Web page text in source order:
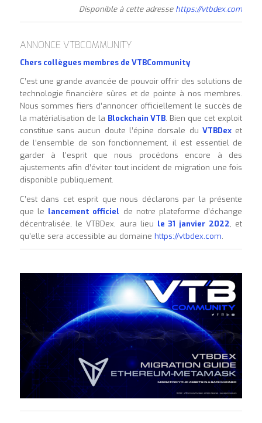
Disponible à cette adresse https://vtbdex.com
ANNONCE VTBCOMMUNITY
Chers collègues membres de VTBCommunity
C’est une grande avancée de pouvoir offrir des solutions de
technologie financière sûres et de pointe à nos membres.
Nous sommes fiers d’annoncer officiellement le succès de
la matérialisation de la Blockchain VTB. Bien que cet exploit
constitue sans aucun doute l’épine dorsale duVTBDex et
de l’ensemble de son fonctionnement, il est essentiel de
garder à l’esprit que nous procédons encore à des
ajustements afin d’éviter tout incident de migration une fois
disponible publiquement.
C’est dans cet esprit que nous déclarons par la présente
que le lancement officiel de notre plateforme d’échange
décentralisée, le VTBDex, aura lieu le 31 janvier 2022, et
qu’elle sera accessible au domaine https://vtbdex.com.